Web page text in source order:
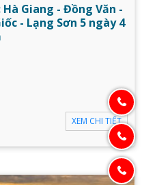
Giang - Đồng Văn -
- Lạng Sơn 5 ngày 4
XEM CHI TIẾT